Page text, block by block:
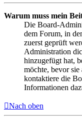
Warum muss mein
Die Board-
dem Forum, in
zuerst geprüft
Administration
hinzugefügt hat,
möchte, bevor
kontaktiere die
Informationen
Nach oben